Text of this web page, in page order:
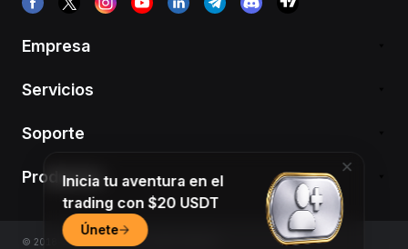
Empresa
Servicios
Soporte
Productos
© 2018-2026 Bybit.com. All rights reserved.
Inicia tu aventura en el
trading con $20 USDT
Únete